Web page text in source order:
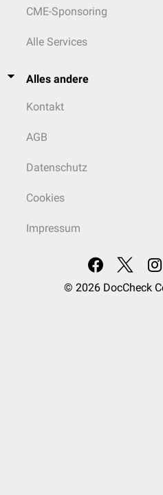
CME-Sponsoring
Alle Services
Alles andere
Kontakt
AGB
Datenschutz
Cookies
Impressum
© 2026 DocCheck